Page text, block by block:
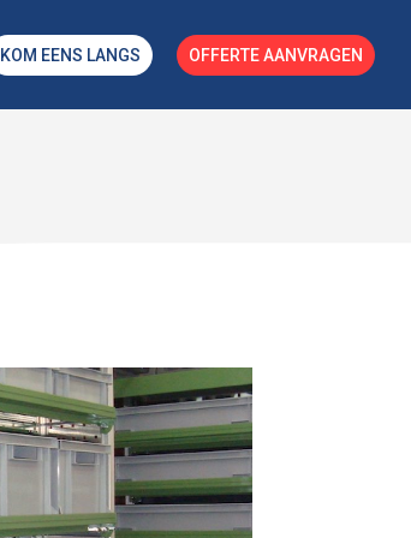
KOM EENS LANGS OFFERTE AANVRAGEN